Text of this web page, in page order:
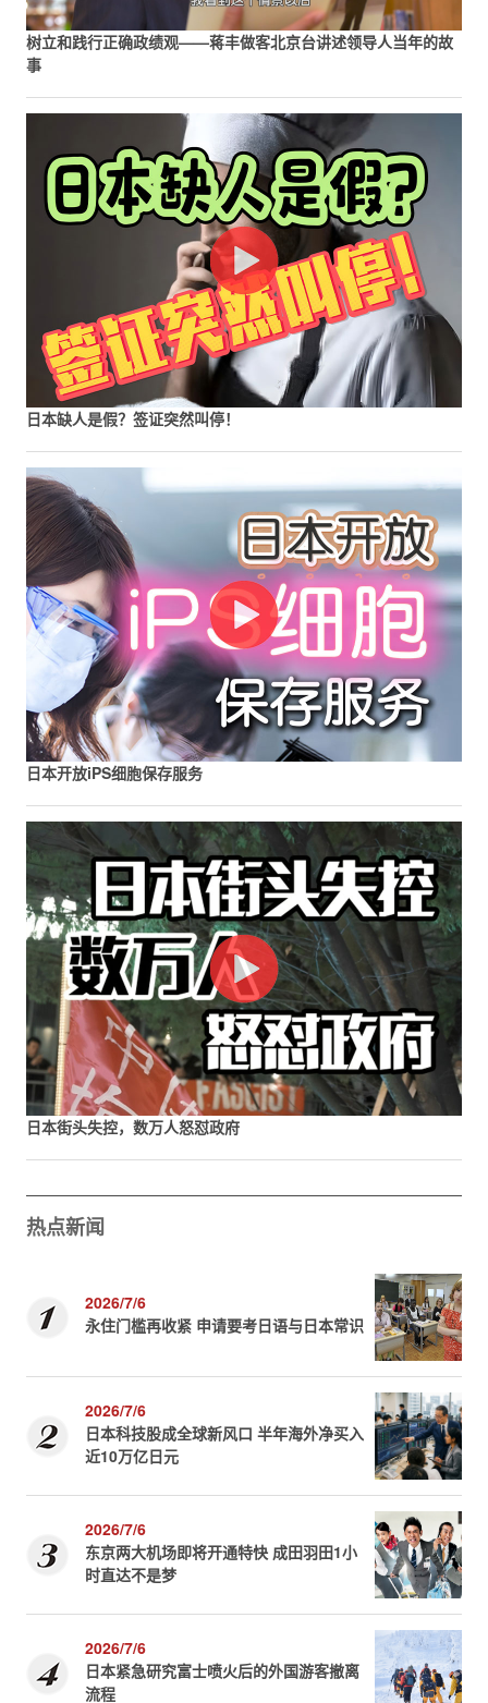
树立和践行正确政绩观——蒋丰做客北京台讲述领导人当年的故
事
日本缺人是假？签证突然叫停！
日本开放iPS细胞保存服务
日本街头失控，数万人怒怼政府
热点新闻
2026/7/6
永住门槛再收紧 申请要考日语与日本常识
2026/7/6
日本科技股成全球新风口 半年海外净买入
近10万亿日元
2026/7/6
东京两大机场即将开通特快 成田羽田1小
时直达不是梦
2026/7/6
日本紧急研究富士喷火后的外国游客撤离
流程